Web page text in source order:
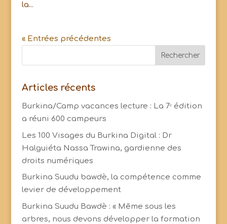
la...
« Entrées précédentes
Articles récents
Burkina/Camp vacances lecture : La 7ᵉ édition
a réuni 600 campeurs
Les 100 Visages du Burkina Digital : Dr
Halguiéta Nassa Trawina, gardienne des
droits numériques
Burkina Suudu bawdè, la compétence comme
levier de développement
Burkina Suudu Bawdè : « Même sous les
arbres, nous devons développer la formation